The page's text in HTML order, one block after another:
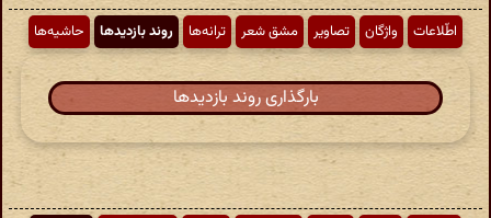
اطّلاعات واژگان تصاویر مشق شعر ترانه‌ها روند بازدیدها حاشیه‌ها
بارگذاری روند بازدیدها